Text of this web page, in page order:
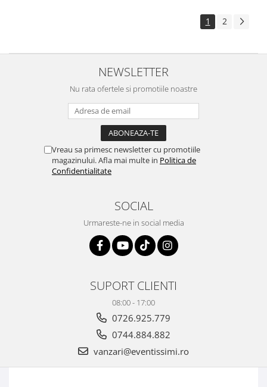
1 2
NEWSLETTER
Nu rata ofertele si promotiile noastre
Vreau sa primesc newsletter cu promotiile
magazinului. Afla mai multe in Politica de
Confidentialitate
SOCIAL
Urmareste-ne in social media
SUPORT CLIENTI
08:00 - 17:00
0726.925.779
0744.884.882
vanzari@eventissimi.ro